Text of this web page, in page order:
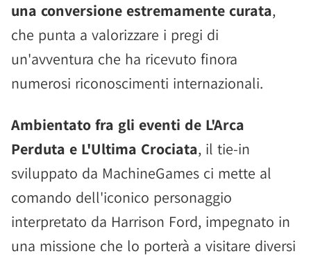
una conversione estremamente curata,
che punta a valorizzare i pregi di
un'avventura che ha ricevuto finora
numerosi riconoscimenti internazionali.
Ambientato fra gli eventi de L'Arca
Perduta e L'Ultima Crociata, il tie-in
sviluppato da MachineGames ci mette al
comando dell'iconico personaggio
interpretato da Harrison Ford, impegnato in
una missione che lo porterà a visitare diversi